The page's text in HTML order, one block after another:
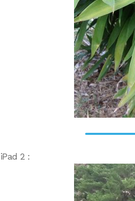
iPad 2 :